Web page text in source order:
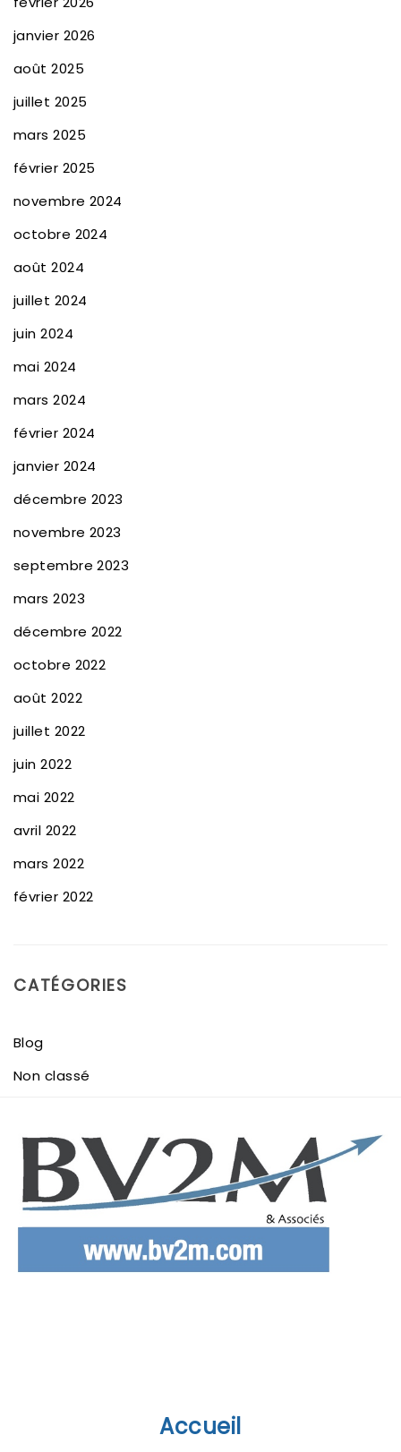
janvier 2026
août 2025
juillet 2025
mars 2025
février 2025
novembre 2024
octobre 2024
août 2024
juillet 2024
juin 2024
mai 2024
mars 2024
février 2024
janvier 2024
décembre 2023
novembre 2023
septembre 2023
mars 2023
décembre 2022
octobre 2022
août 2022
juillet 2022
juin 2022
mai 2022
avril 2022
mars 2022
février 2022
CATÉGORIES
Blog
Non classé
Accueil